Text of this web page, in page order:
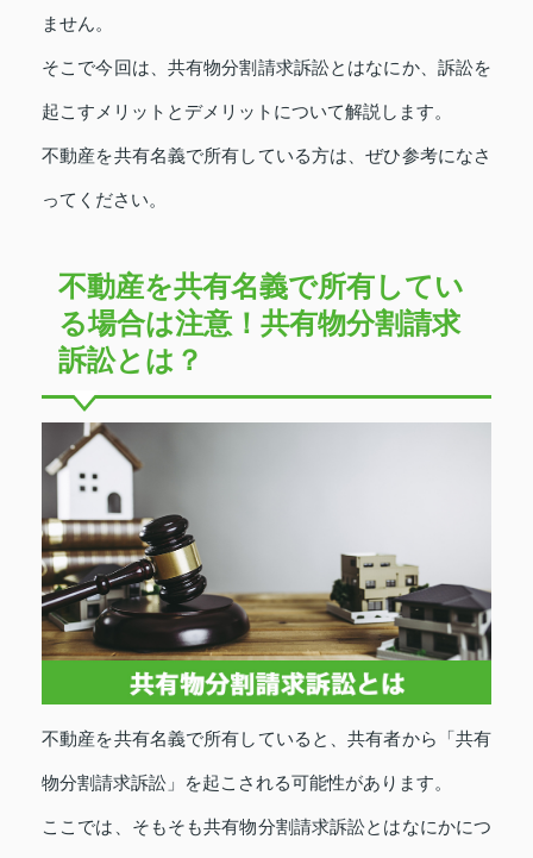
ません。
そこで今回は、共有物分割請求訴訟とはなにか、訴訟を
起こすメリットとデメリットについて解説します。
不動産を共有名義で所有している方は、ぜひ参考になさ
ってください。
不動産を共有名義で所有してい
る場合は注意！共有物分割請求
訴訟とは？
不動産を共有名義で所有していると、共有者から「共有
物分割請求訴訟」を起こされる可能性があります。
ここでは、そもそも共有物分割請求訴訟とはなにかにつ